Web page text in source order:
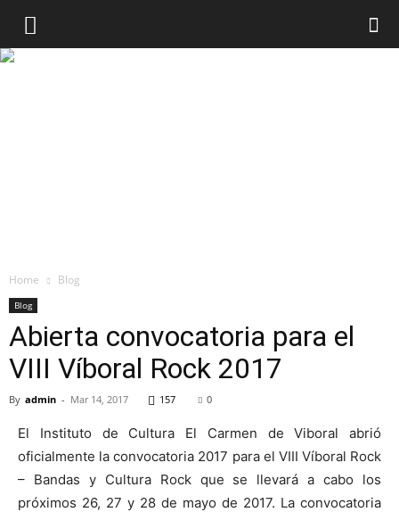
Home Blog
Blog
Abierta convocatoria para el
VIII Víboral Rock 2017
By admin - Mar 14, 2017 157 0
El Instituto de Cultura El Carmen de Viboral abrió
oficialmente la convocatoria 2017 para el VIII Víboral Rock
– Bandas y Cultura Rock que se llevará a cabo los
próximos 26, 27 y 28 de mayo de 2017. La convocatoria